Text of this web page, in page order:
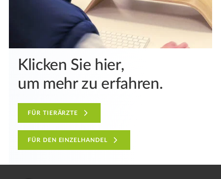
Klicken Sie hier,
um mehr zu erfahren.
FÜR TIERÄRZTE
FÜR DEN EINZELHANDEL